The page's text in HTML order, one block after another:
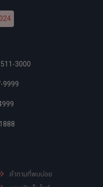
3000
9999
คำถามที่พบบ่อย